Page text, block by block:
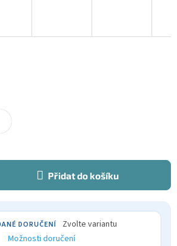
Přidat do košíku
Zvolte variantu
Možnosti doručení